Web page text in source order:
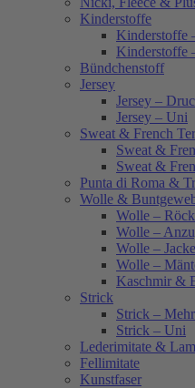
Kinderstoffe
Kinderstoffe
Kinderstoffe
Bündchenstoff
Jersey
Jersey –
Jersey – Uni
Sweat & French
Sweat &
Sweat &
Punta di Roma &
Wolle &
Wolle –
Wolle –
Wolle –
Wolle –
Kaschmir &
Strick
Strick –
Strick – Uni
Lederimitate &
Fellimitate
Kunstfaser